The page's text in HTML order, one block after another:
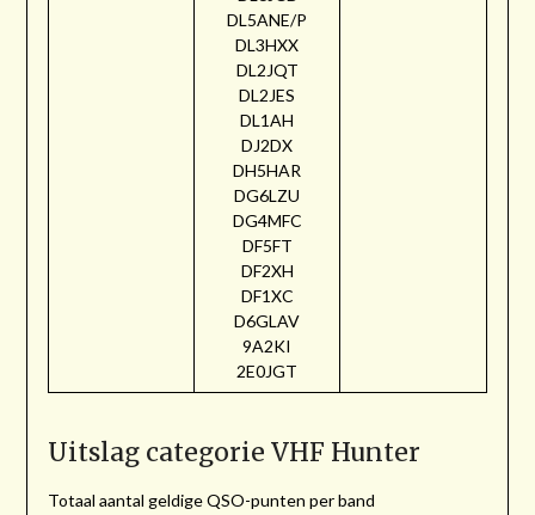
DL5ANE/P
DL3HXX
DL2JQT
DL2JES
DL1AH
DJ2DX
DH5HAR
DG6LZU
DG4MFC
DF5FT
DF2XH
DF1XC
D6GLAV
9A2KI
2E0JGT
Uitslag categorie VHF Hunter
Totaal aantal geldige QSO-punten per band